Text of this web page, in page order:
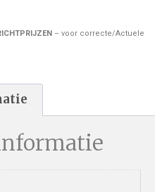
– voor correcte/Actuele